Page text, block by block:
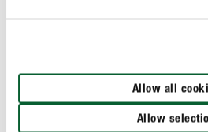
Allow all
Allow
opgedroogd is en giet altijd aan
(niet over de bladeren). Gebruik
zoals regen- of gefilterd